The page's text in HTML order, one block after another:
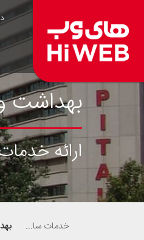
بهداشت
ارائه
خدمات سازمانی